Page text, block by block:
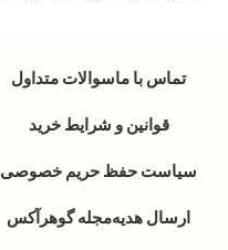
تماس با ماسوالات متداول
قوانین و شرایط خرید
سیاست حفظ حریم خصوصی
ارسال هدیهمجله گوهرآکس